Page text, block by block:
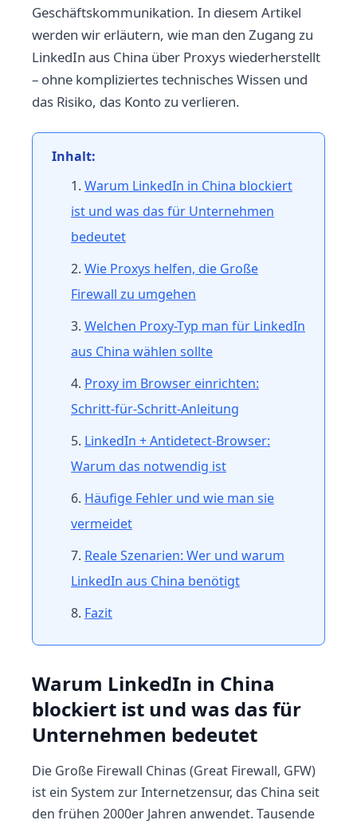
Geschäftskommunikation. In diesem Artikel
werden wir erläutern, wie man den Zugang zu
LinkedIn aus China über Proxys wiederherstellt
– ohne kompliziertes technisches Wissen und
das Risiko, das Konto zu verlieren.
Inhalt:
Warum LinkedIn in China blockiert
ist und was das für Unternehmen
bedeutet
Wie Proxys helfen, die Große
Firewall zu umgehen
Welchen Proxy-Typ man für LinkedIn
aus China wählen sollte
Proxy im Browser einrichten:
Schritt-für-Schritt-Anleitung
LinkedIn + Antidetect-Browser:
Warum das notwendig ist
Häufige Fehler und wie man sie
vermeidet
Reale Szenarien: Wer und warum
LinkedIn aus China benötigt
Fazit
Warum LinkedIn in China
blockiert ist und was das für
Unternehmen bedeutet
Die Große Firewall Chinas (Great Firewall, GFW)
ist ein System zur Internetzensur, das China seit
den frühen 2000er Jahren anwendet. Tausende